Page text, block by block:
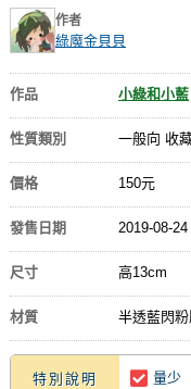
作者
綠魔金貝貝
作品 小綠和小藍
性質類別 一般向 收
價格 150元
發售日期 2019-08-24
尺寸 高13cm
材質 半透藍閃
特別說明 量少